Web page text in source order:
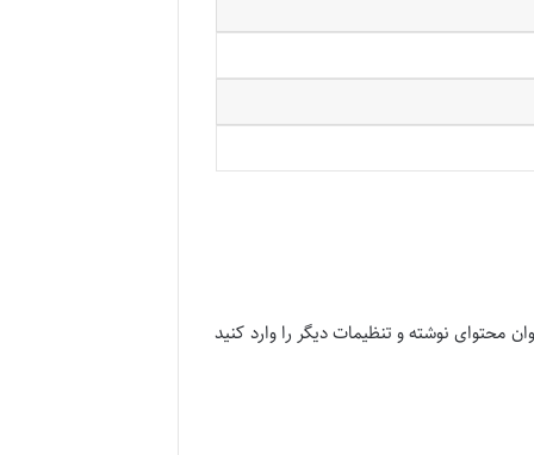
محتوای نوشته و تنظیمات دیگر را وارد کنید